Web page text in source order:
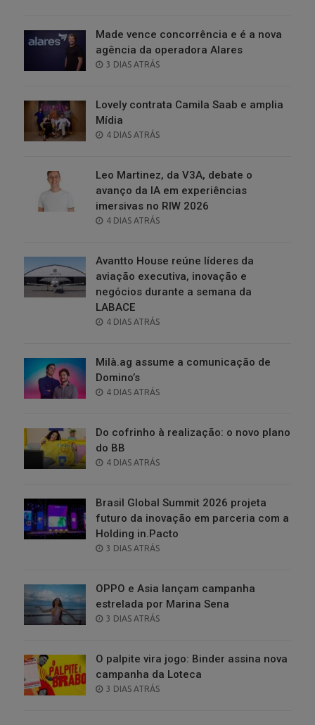
Made vence concorrência e é a nova
agência da operadora Alares
POSTED
3 DIAS ATRÁS
Lovely contrata Camila Saab e amplia
Mídia
POSTED
4 DIAS ATRÁS
Leo Martinez, da V3A, debate o
avanço da IA em experiências
imersivas no RIW 2026
POSTED
4 DIAS ATRÁS
Avantto House reúne líderes da
aviação executiva, inovação e
negócios durante a semana da
LABACE
POSTED
4 DIAS ATRÁS
Milà.ag assume a comunicação de
Domino’s
POSTED
4 DIAS ATRÁS
Do cofrinho à realização: o novo plano
do BB
POSTED
4 DIAS ATRÁS
Brasil Global Summit 2026 projeta
futuro da inovação em parceria com a
Holding in.Pacto
POSTED
3 DIAS ATRÁS
OPPO e Asia lançam campanha
estrelada por Marina Sena
POSTED
3 DIAS ATRÁS
O palpite vira jogo: Binder assina nova
campanha da Loteca
POSTED
3 DIAS ATRÁS